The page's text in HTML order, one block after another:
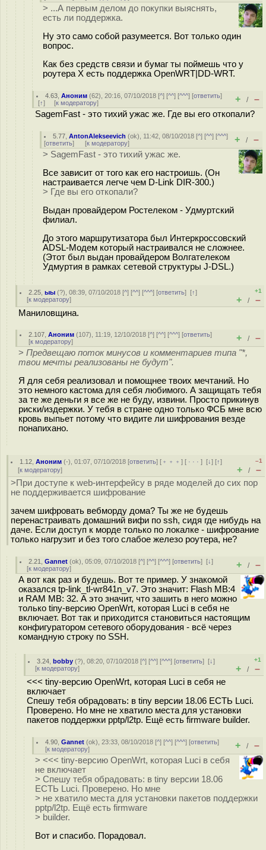
> ...А первым делом до покупки выяснять,
есть ли поддержка.
Ну это само собой разумеется. Вот только один
вопрос.
Как без средств связи и бумаг ты поймешь что у
роутера X есть поддержка OpenWRT|DD-WRT.
4.63 ,Аноним (62), 20:16, 07/10/2018 [^] [^^] [^^^] [ответить]
[↑] [к модератору] + / –
SagemFast - это тихий ужас же. Где вы его откопали?
5.77 ,AntonAlekseevich (ok), 11:42, 08/10/2018 [^] [^^] [^^^]
[ответить] [к модератору] + / –
> SagemFast - это тихий ужас же.
Все зависит от того как его настроишь. (Он
настраивается легче чем D-Link DIR-300.)
> Где вы его откопали?
Выдан провайдером Ростелеком - Удмуртский
филиал.
До этого маршрутизатора был Интеркроссовский
ADSL-Модем который настраивался не сложнее.
(Этот был выдан провайдером Волгателеком
Удмуртия в рамках сетевой структуры J-DSL.)
2.25 ,ыы (?), 08:39, 07/10/2018 [^] [^^] [^^^] [ответить][↑]
[к модератору]
+1
+ / –
Маниловщина.
2.107 ,Аноним (107), 11:19, 12/10/2018 [^] [^^] [^^^] [ответить]
[к модератору] + / –
> Предвещаю поток минусов и комментариев типа "*,
твои мечты реализованы не будут".
Я для себя реализовал и помощнее твоих мечтаний. Но
это немного кастома для себя любимого. А защищать тебя
за те же деньги я все же не буду, извини. Просто прикинув
риски/издержки. У тебя в стране одно только ФСБ мне всю
кровь выпьет потому что видите ли шифрования везде
понапихано.
1.12 ,Аноним (-), 01:07, 07/10/2018 [ответить] [ ﹢﹢﹢] [ · · ·][↓] [↑]
[к модератору]
–1
+ / –
>При доступе к web-интерфейсу в ряде моделей до сих пор
не поддерживается шифрование
зачем шифровать вебморду дома? Ты же не будешь
перенастраивать домашний вифи по ssh, сидя где нибудь на
даче. Если доступ к морде только по локалке - шифрование
только нагрузит и без того слабое железо роутера, не?
2.21 ,Gannet (ok), 05:09, 07/10/2018 [^] [^^] [^^^] [ответить][↓]
[к модератору] + / –
А вот как раз и будешь. Вот те пример. У знакомой
оказался tp-link_tl-wr841n_v7. Это значит: Flash MB:4
и RAM MB: 32. А это значит, что зашить в него можно
только tiny-версию OpenWrt, которая Luci в себя не
включает. Вот так и приходится становиться настоящим
конфигуратором сетевого оборудования - всё через
командную строку по SSH.
3.24 ,bobby (?), 08:20, 07/10/2018 [^] [^^] [^^^] [ответить][↓]
[к модератору]
+1
+ / –
<<< tiny-версию OpenWrt, которая Luci в себя не
включает
Спешу тебя обрадовать: в tiny версии 18.06 ЕСТЬ Luci.
Проверено. Но мне не хватило места для установки
пакетов поддержки pptp/l2tp. Ещё есть firmware builder.
4.90 ,Gannet (ok), 23:33, 08/10/2018 [^] [^^] [^^^] [ответить]
[к модератору] + / –
> <<< tiny-версию OpenWrt, которая Luci в себя
не включает
> Спешу тебя обрадовать: в tiny версии 18.06
ЕСТЬ Luci. Проверено. Но мне
> не хватило места для установки пакетов поддержки
pptp/l2tp. Ещё есть firmware
> builder.
Вот и спасибо. Порадовал.